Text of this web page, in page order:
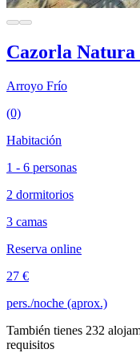
Cazorla Natura
Arroyo Frío
(0)
Habitación
1 - 6 personas
2 dormitorios
3 camas
Reserva online
27 €
pers./noche (aprox.)
También tienes 232
requisitos